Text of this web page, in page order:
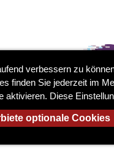
verbessern zu
finden Sie jederzeit im
Diese
optionale Cookies